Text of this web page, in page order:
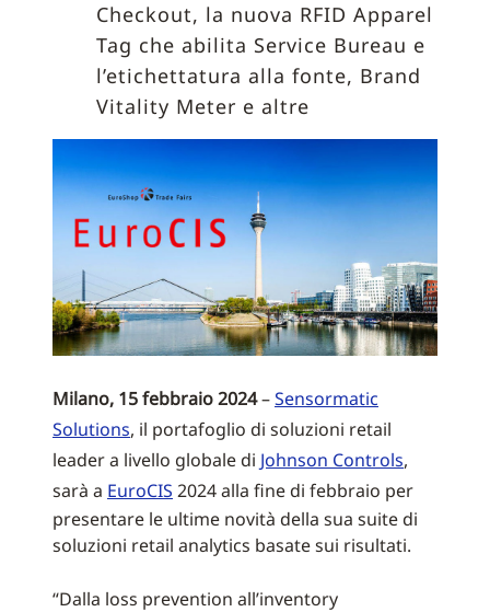
Checkout, la nuova RFID Apparel
Tag che abilita Service Bureau e
l’etichettatura alla fonte, Brand
Vitality Meter e altre
Milano, 15 febbraio 2024–Sensormatic
Solutions, il portafoglio di soluzioni retail
leader a livello globale di Johnson Controls,
sarà a EuroCIS 2024 alla fine di febbraio per
presentare le ultime novità della sua suite di
soluzioni retail analytics basate sui risultati.
“Dalla loss prevention all’inventory